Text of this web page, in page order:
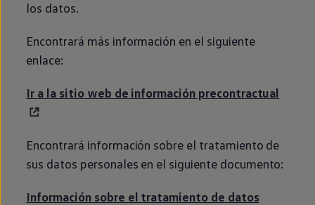
los datos.
Encontrará más información en el siguiente
enlace:
Ir a la sitio web de información precontractual
Encontrará información sobre el tratamiento de
sus datos personales en el siguiente documento:
Información sobre el tratamiento de datos